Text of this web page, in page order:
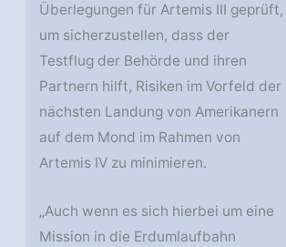
Überlegungen für Artemis III geprüft,
um sicherzustellen, dass der
Testflug der Behörde und ihren
Partnern hilft, Risiken im Vorfeld der
nächsten Landung von Amerikanern
auf dem Mond im Rahmen von
Artemis IV zu minimieren.
„Auch wenn es sich hierbei um eine
Mission in die Erdumlaufbahn